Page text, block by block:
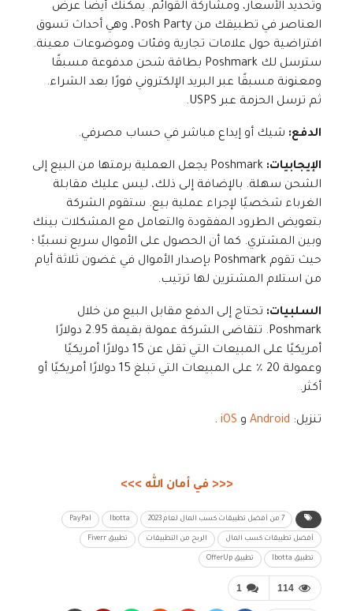
وتحديد الأسعار، ومشاركة القوائم. يمكنك أيضًا عرض
العناصر في تطبيقك من Posh Party، وهي أحداث تسوق
افتراضية حول علامات تجارية وفئات وموضوعات معينة.
سترسل لك Poshmark بطاقة شحن مدفوعة مسبقًا
ومعنونة مسبقًا عبر البريد الإلكتروني فورًا بعد الشراء.
ثم ترسل الحزمة عبر USPS.
الدفع: شيك أو إيداع مباشر في حساب مصرفي.
الإيجابيات:
Poshmark يجعل العملية برمتها من البيع إلى
الشحن سهلة. بالإضافة إلى ذلك، ليس عليك مقابلة
الغرباء شخصيًا لإجراء عملية بيع. ستقوم الشركة
بتعويض الطرود المفقودة والتعامل مع المشكلات بينك
وبين المشتري. كما أن الحصول على الأموال سريع نسبيًا ؛
حيث تقوم Poshmark بإصدار الأموال في غضون ثلاثة أيام
من استلام المشترين لها ترتيب.
السلبيات: تحتاج إلى الدفع مقابل البيع من خلال
Poshmark. تتقاضى الشركة عمولة بقيمة 2.95 دولارًا
أمريكيًا على المبيعات التي تقل عن 15 دولارًا أمريكيًا
وعمولة 20 ٪ على المبيعات التي تبلغ 15 دولارًا أمريكيًا أو
أكثر.
تنزيل: Android و iOS
.
<<< في أمان الله >>>
7 من أفضل تطبيقات كسب المال لعام 2023 Ibotta
PayPal
أفضل تطبيقات كسب المال الربح من التطبيقات تطبيق Fiverr
تطبيق Ibotta تطبيق OfferUp
1 114